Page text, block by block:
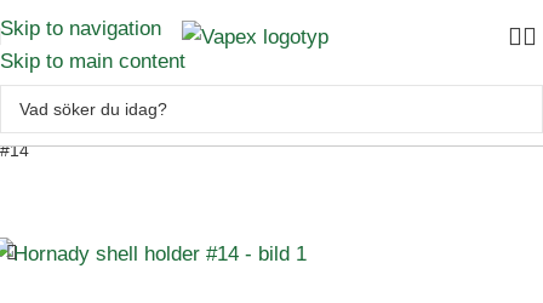
Skip to navigation
Skip to main content
Laddutrustning
#14